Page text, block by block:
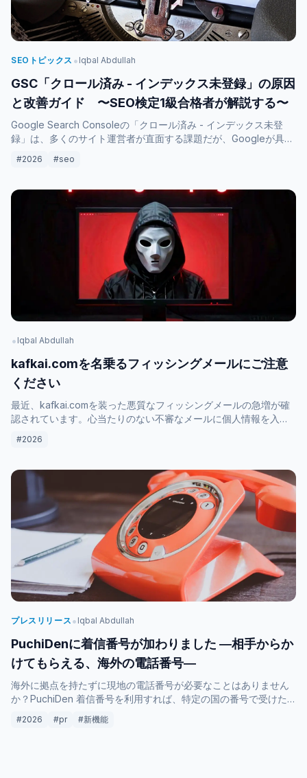
SEOトピックス • Iqbal Abdullah
GSC「クロール済み - インデックス未登録」の原因
と改善ガイド 〜SEO検定1級合格者が解説する〜
Google Search Consoleの「クロール済み - インデックス未登
録」は、多くのサイト運営者が直面する課題だが、Googleが具体
のステータスの本質と、公式ドキュメントと実務経験に基づいた
#2026 #seo
• Iqbal Abdullah
kafkai.comを名乗るフィッシングメールにご注意
ください
最近、kafkai.comを装った悪質なフィッシングメールの急増が確
認されています。心当たりのない不審なメールに個人情報を入力
ーザーの皆様が安全にサービスを利用できるよう、具体的な見分
#2026
プレスリリース • Iqbal Abdullah
PuchiDenに着信番号が加わりました ―相手からか
けてもらえる、海外の電話番号―
海外に拠点を持たずに現地の電話番号が必要なことはありません
か？PuchiDen 着信番号を利用すれば、特定の国の番号で受けた
スの窓口確保から、家族との連絡まで、国境を越えた通話転送の
#2026 #pr #新機能